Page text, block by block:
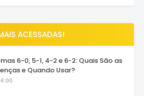
ACESSADAS!
6-0, 5-1, 4-2 e 6-2: Quais São as
e Quando Usar?